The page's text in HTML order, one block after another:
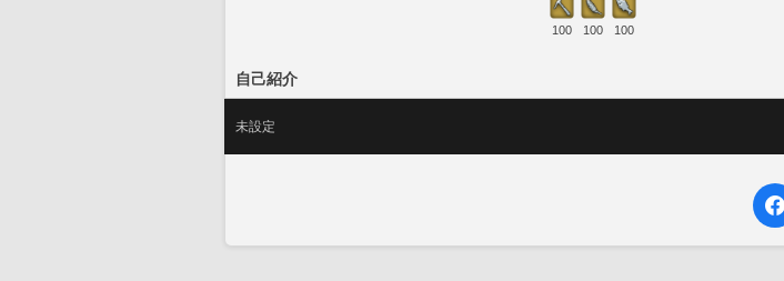
100 100 100
自己紹介
未設定